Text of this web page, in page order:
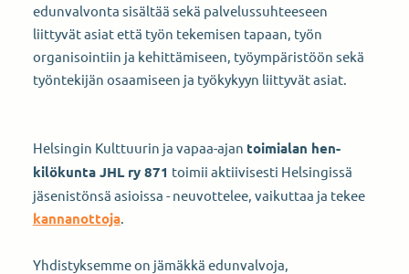
edunvalvonta sisältää sekä palvelussuhteeseen
liittyvät asiat että työn tekemisen tapaan, työn
organisointiin ja kehittämiseen, työympäristöön sekä
työntekijän osaamiseen ja työkykyyn liittyvät asiat.
Helsingin Kulttuurin ja vapaa-ajan toimialan hen­
kilökunta JHL ry 871 toimii aktiivisesti Helsingissä
jäsenistönsä asioissa - neuvottelee, vaikuttaa ja tekee
kannanottoja.
Yhdistyksemme on jämäkkä edunvalvoja,